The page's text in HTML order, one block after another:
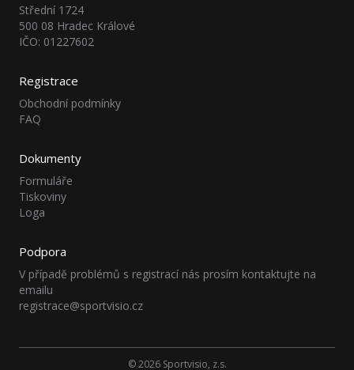
Střední 1724
500 08 Hradec Králové
IČO: 01227602
Registrace
Obchodní podmínky
FAQ
Dokumenty
Formuláře
Tiskoviny
Loga
Podpora
V případě problémů s registrací nás prosím kontaktujte na
emailu
registrace@sportvisio.cz
© 2026 Sportvisio, z.s.